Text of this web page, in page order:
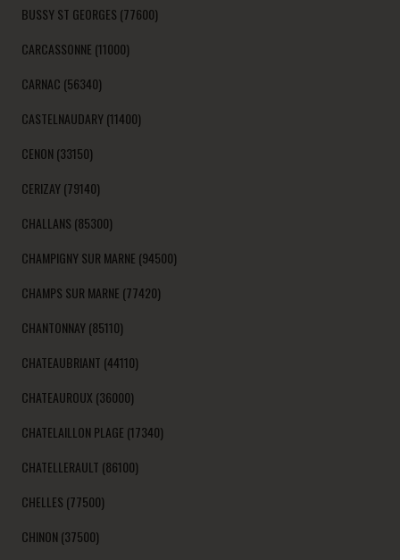
BUSSY ST GEORGES (77600)
CARCASSONNE (11000)
CARNAC (56340)
CASTELNAUDARY (11400)
CENON (33150)
CERIZAY (79140)
CHALLANS (85300)
CHAMPIGNY SUR MARNE (94500)
CHAMPS SUR MARNE (77420)
CHANTONNAY (85110)
CHATEAUBRIANT (44110)
CHATEAUROUX (36000)
CHATELAILLON PLAGE (17340)
CHATELLERAULT (86100)
CHELLES (77500)
CHINON (37500)